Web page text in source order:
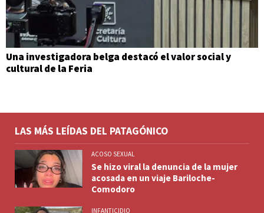
Una investigadora belga destacó el valor social y
cultural de la Feria
LAS MÁS LEÍDAS DEL PATAGÓNICO
ACOSO SEXUAL
Se hizo viral la denuncia de la mujer
acosada en un viaje Bariloche-
Comodoro
INFANTICIDIO